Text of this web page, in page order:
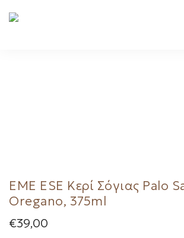
EME ESE Κερί Σόγιας Palo
Oregano, 375ml
€39,00